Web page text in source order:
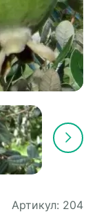
Артикул: 204